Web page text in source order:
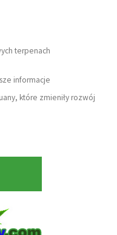
terpenach
informacje
które zmieniły rozwój